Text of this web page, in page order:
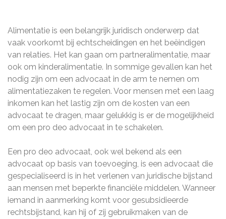
Alimentatie is een belangrijk juridisch onderwerp dat
vaak voorkomt bij echtscheidingen en het beëindigen
van relaties. Het kan gaan om partneralimentatie, maar
ook om kinderalimentatie. In sommige gevallen kan het
nodig zijn om een advocaat in de arm te nemen om
alimentatiezaken te regelen. Voor mensen met een laag
inkomen kan het lastig zijn om de kosten van een
advocaat te dragen, maar gelukkig is er de mogelijkheid
om een pro deo advocaat in te schakelen.
Een pro deo advocaat, ook wel bekend als een
advocaat op basis van toevoeging, is een advocaat die
gespecialiseerd is in het verlenen van juridische bijstand
aan mensen met beperkte financiële middelen. Wanneer
iemand in aanmerking komt voor gesubsidieerde
rechtsbijstand, kan hij of zij gebruikmaken van de